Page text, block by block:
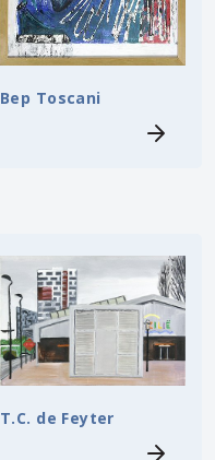
Bep Toscani
T.C. de Feyter